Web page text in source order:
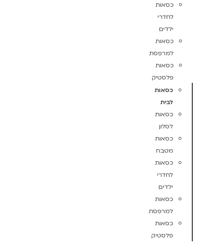
כסאות
לחדרי
ילדים
כסאות
למרפסת
כסאות
פלסטיק
כסאות
לבית
כסאות
לסלון
כסאות
מטבח
כסאות
לחדרי
ילדים
כסאות
למרפסת
כסאות
פלסטיק